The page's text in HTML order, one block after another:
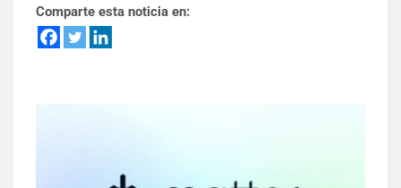
Comparte esta noticia en: